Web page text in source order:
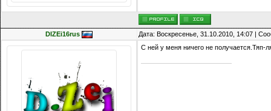
DIZEi16rus Дата: Воскресенье, 31.10.2010, 14:07 |
C ней у меня ничего не получается.Тяп-